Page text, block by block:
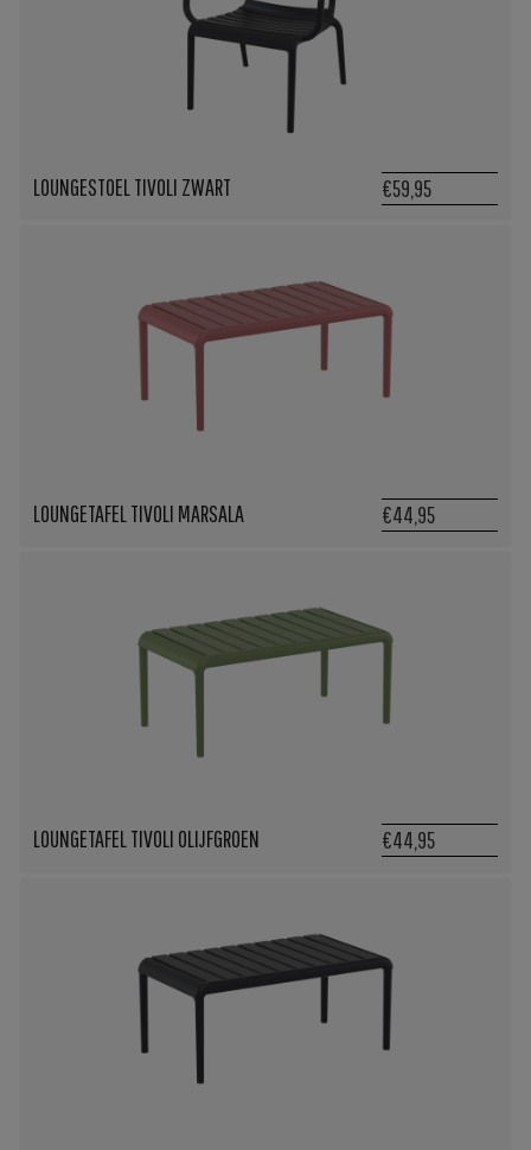
LOUNGESTOEL TIVOLI ZWART €59,95
LOUNGETAFEL TIVOLI MARSALA €44,95
LOUNGETAFEL TIVOLI OLIJFGROEN €44,95